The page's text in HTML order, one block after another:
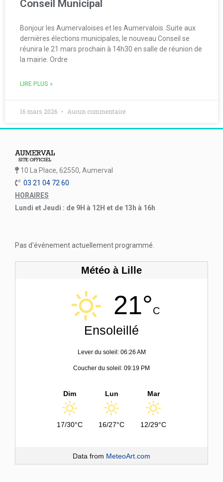
Conseil Municipal
Bonjour les Aumervaloises et les Aumervalois. Suite aux
dernières élections municipales, le nouveau Conseil se
réunira le 21 mars prochain à 14h30 en salle de réunion de
la mairie. Ordre
LIRE PLUS »
16 mars 2026 Aucun commentaire
10 La Place, 62550, Aumerval
03 21 04 72 60
HORAIRES
Lundi et Jeudi : de 9H à 12H et de 13h à 16h
Pas d'événement actuellement programmé.
Météo à Lille
21°C
Ensoleillé
Lever du soleil: 06:26 AM
Coucher du soleil: 09:19 PM
Dim
17/30°C
Lun
16/27°C
Mar
12/29°C
Data from MeteoArt.com